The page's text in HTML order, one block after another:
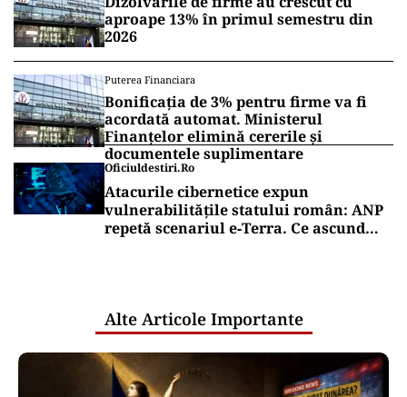
aproape 13% în primul semestru din
2026
Puterea Financiara
Bonificația de 3% pentru firme va fi
acordată automat. Ministerul
Finanțelor elimină cererile și
documentele suplimentare
Oficiuldestiri.ro
Atacurile cibernetice expun
vulnerabilitățile statului român: ANP
repetă scenariul e‑Terra. Ce ascund
Alte Articole Importante